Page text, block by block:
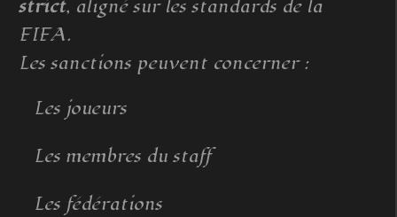
strict, aligné sur les standards de la
FIFA.
Les sanctions peuvent concerner :
Les joueurs
Les membres du staff
Les fédérations